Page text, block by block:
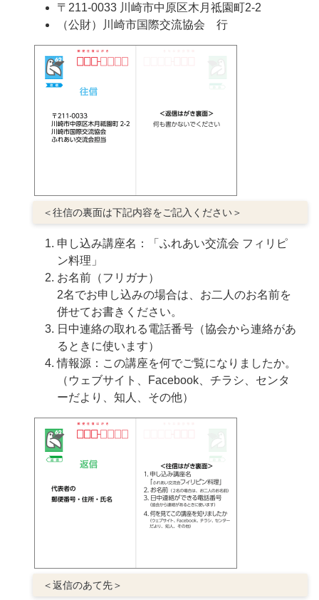
〒211-0033 川崎市中原区木月祗園町2-2
（公財）川崎市国際交流協会 行
＜往信の裏面は下記内容をご記入ください＞
申し込み講座名：「ふれあい交流会 フィリピ
ン料理」
お名前（フリガナ）
2名でお申し込みの場合は、お二人のお名前を
併せてお書きください。
日中連絡の取れる電話番号（協会から連絡があ
るときに使います）
情報源：この講座を何でご覧になりましたか。
（ウェブサイト、Facebook、チラシ、センタ
ーだより、知人、その他）
＜返信のあて先＞